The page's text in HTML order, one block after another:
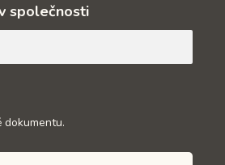
společnosti
dokumentu.